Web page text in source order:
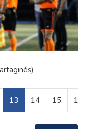
13 14 15 16